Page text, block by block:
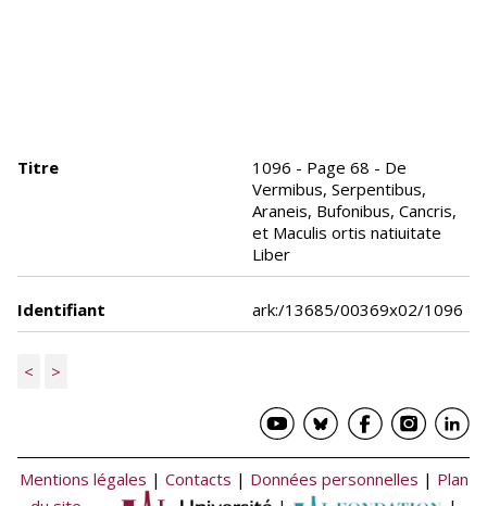
Titre
1096 - Page 68 - De
Vermibus, Serpentibus,
Araneis, Bufonibus, Cancris,
et Maculis ortis natiuitate
Liber
Identifiant ark:/13685/00369x02/1096
< >
Mentions légales | Contacts | Données personnelles | Plan